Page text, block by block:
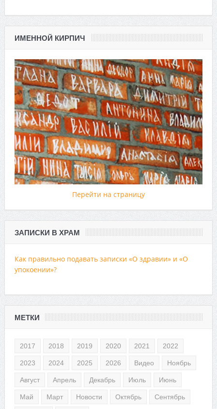
ИМЕННОЙ КИРПИЧ
Перейти на страницу
ЗАПИСКИ В ХРАМ
Как правильно подавать записки «О здравии» и «О
упокоении»?
МЕТКИ
2017 2018 2019 2020 2021 2022
2023 2024 2025 2026 Видео Ноябрь
Август Апрель Декабрь Июль Июнь
Май Март Новости Октябрь Сентябрь